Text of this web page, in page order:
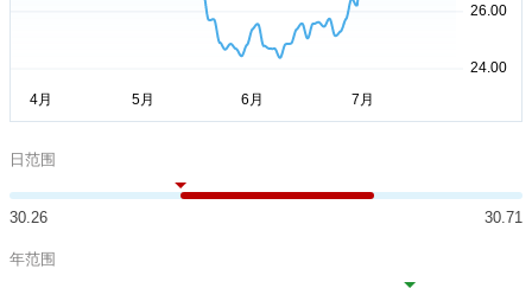
日范围
30.26 30.71
年范围